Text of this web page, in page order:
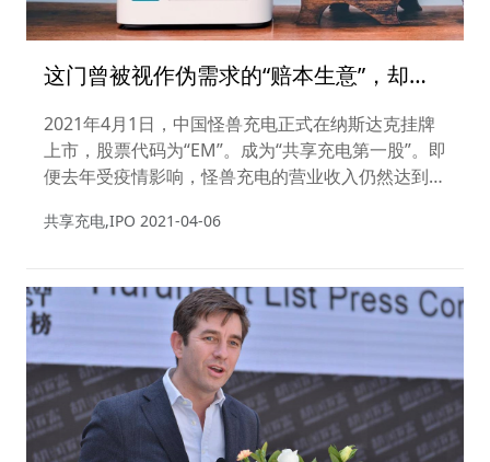
这门曾被视作伪需求的“赔本生意”，却撑
起了一个IPO
2021年4月1日，中国怪兽充电正式在纳斯达克挂牌
上市，股票代码为“EM”。成为“共享充电第一股”。即
便去年受疫情影响，怪兽充电的营业收入仍然达到
共享充电,IPO 2021-04-06